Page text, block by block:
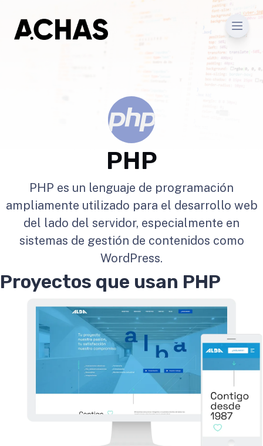
PHP
PHP es un lenguaje de programación
ampliamente utilizado para el desarrollo web
del lado del servidor, especialmente en
sistemas de gestión de contenidos como
WordPress.
Proyectos que usan PHP